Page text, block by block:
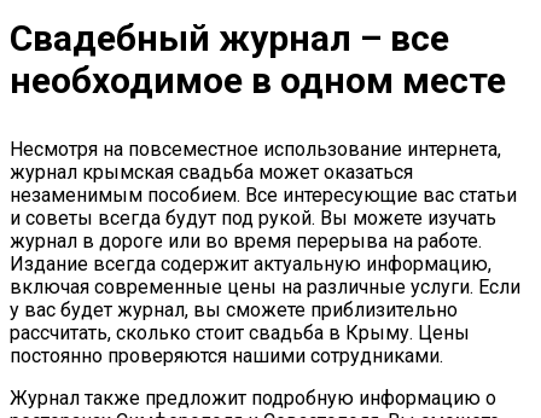
Свадебный журнал – все
необходимое в одном месте
Несмотря на повсеместное использование интернета,
журнал крымская свадьба может оказаться
незаменимым пособием. Все интересующие вас статьи
и советы всегда будут под рукой. Вы можете изучать
журнал в дороге или во время перерыва на работе.
Издание всегда содержит актуальную информацию,
включая современные цены на различные услуги. Если
у вас будет журнал, вы сможете приблизительно
рассчитать, сколько стоит свадьба в Крыму. Цены
постоянно проверяются нашими сотрудниками.
Журнал также предложит подробную информацию о